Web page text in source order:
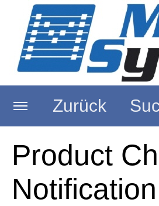
Zurück
Startseite
Über uns
Product